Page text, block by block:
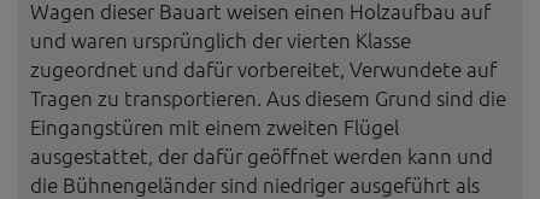
Wagen dieser Bauart weisen einen Holzaufbau auf
und waren ursprünglich der vierten Klasse
zugeordnet und dafür vorbereitet, Verwundete auf
Tragen zu transportieren. Aus diesem Grund sind die
Eingangstüren mit einem zweiten Flügel
ausgestattet, der dafür geöffnet werden kann und
die Bühnengeländer sind niedriger ausgeführt als